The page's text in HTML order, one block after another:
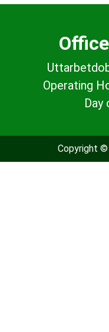
Operating
Day
Copyright